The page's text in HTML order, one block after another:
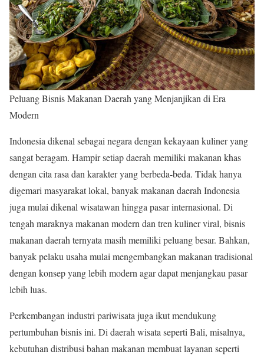
Peluang Bisnis Makanan Daerah yang Menjanjikan di Era
Modern
Indonesia dikenal sebagai negara dengan kekayaan kuliner yang
sangat beragam. Hampir setiap daerah memiliki makanan khas
dengan cita rasa dan karakter yang berbeda-beda. Tidak hanya
digemari masyarakat lokal, banyak makanan daerah Indonesia
juga mulai dikenal wisatawan hingga pasar internasional. Di
tengah maraknya makanan modern dan tren kuliner viral, bisnis
makanan daerah ternyata masih memiliki peluang besar. Bahkan,
banyak pelaku usaha mulai mengembangkan makanan tradisional
dengan konsep yang lebih modern agar dapat menjangkau pasar
lebih luas.
Perkembangan industri pariwisata juga ikut mendukung
pertumbuhan bisnis ini. Di daerah wisata seperti Bali, misalnya,
kebutuhan distribusi bahan makanan membuat layanan seperti